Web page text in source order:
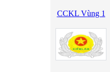
CCKL Vùng 1